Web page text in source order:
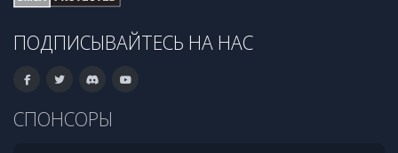
ПОДПИСЫВАЙТЕСЬ НА НАС
СПОНСОРЫ